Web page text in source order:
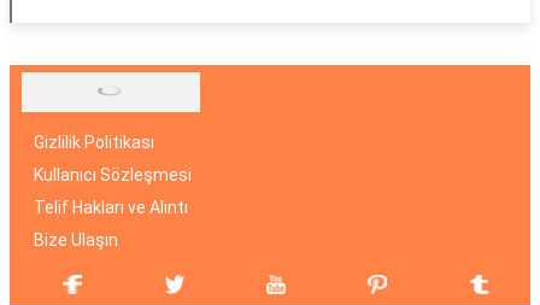
Gizlilik Politikası
Kullanıcı Sözleşmesi
Telif Hakları ve Alıntı
Bize Ulaşın